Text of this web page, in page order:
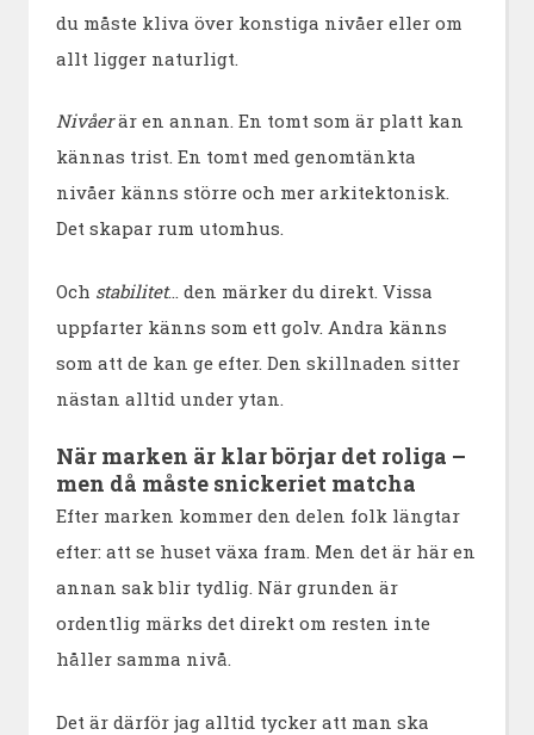
du måste kliva över konstiga nivåer eller om
allt ligger naturligt.
Nivåerär en annan. En tomt som är platt kan
kännas trist. En tomt med genomtänkta
nivåer känns större och mer arkitektonisk.
Det skapar rum utomhus.
Och stabilitet… den märker du direkt. Vissa
uppfarter känns som ett golv. Andra känns
som att de kan ge efter. Den skillnaden sitter
nästan alltid under ytan.
När marken är klar börjar det roliga –
men då måste snickeriet matcha
Efter marken kommer den delen folk längtar
efter: att se huset växa fram. Men det är här en
annan sak blir tydlig. När grunden är
ordentlig märks det direkt om resten inte
håller samma nivå.
Det är därför jag alltid tycker att man ska